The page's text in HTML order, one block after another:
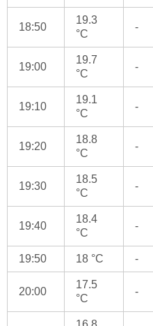
18:50
19.3
°C
-
19:00
19.7
°C
-
19:10
19.1
°C
-
19:20
18.8
°C
-
19:30
18.5
°C
-
19:40
18.4
°C
-
19:50 18 °C -
20:00
17.5
°C
-